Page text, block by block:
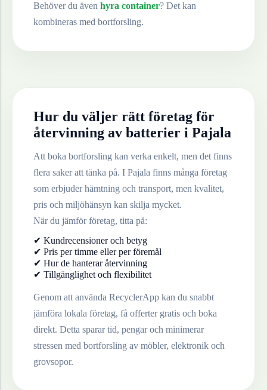
Behöver du även hyra container? Det kan
kombineras med bortforsling.
Hur du väljer rätt företag för
återvinning av batterier i Pajala
Att boka bortforsling kan verka enkelt, men det finns
flera saker att tänka på. I Pajala finns många företag
som erbjuder hämtning och transport, men kvalitet,
pris och miljöhänsyn kan skilja mycket.
När du jämför företag, titta på:
✔ Kundrecensioner och betyg
✔ Pris per timme eller per föremål
✔ Hur de hanterar återvinning
✔ Tillgänglighet och flexibilitet
Genom att använda RecyclerApp kan du snabbt
jämföra lokala företag, få offerter gratis och boka
direkt. Detta sparar tid, pengar och minimerar
stressen med bortforsling av möbler, elektronik och
grovsopor.